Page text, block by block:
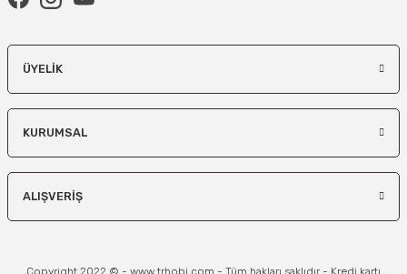
ÜYELIK
KURUMSAL
ALIŞVERIŞ
Copyright 2022 © - www.trhobi.com - Tüm hakları saklıdır - Kredi kartı